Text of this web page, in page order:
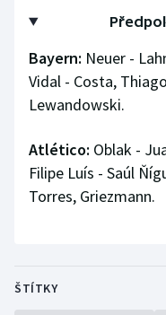
Bayern: Neuer -
Vidal - Costa,
Lewandowski.
Atlético: Oblak -
Filipe Luís - Saúl
Torres, Griezmann.
ŠTÍTKY